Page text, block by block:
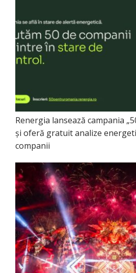
Renergia lansează campania
și oferă gratuit analize
companii